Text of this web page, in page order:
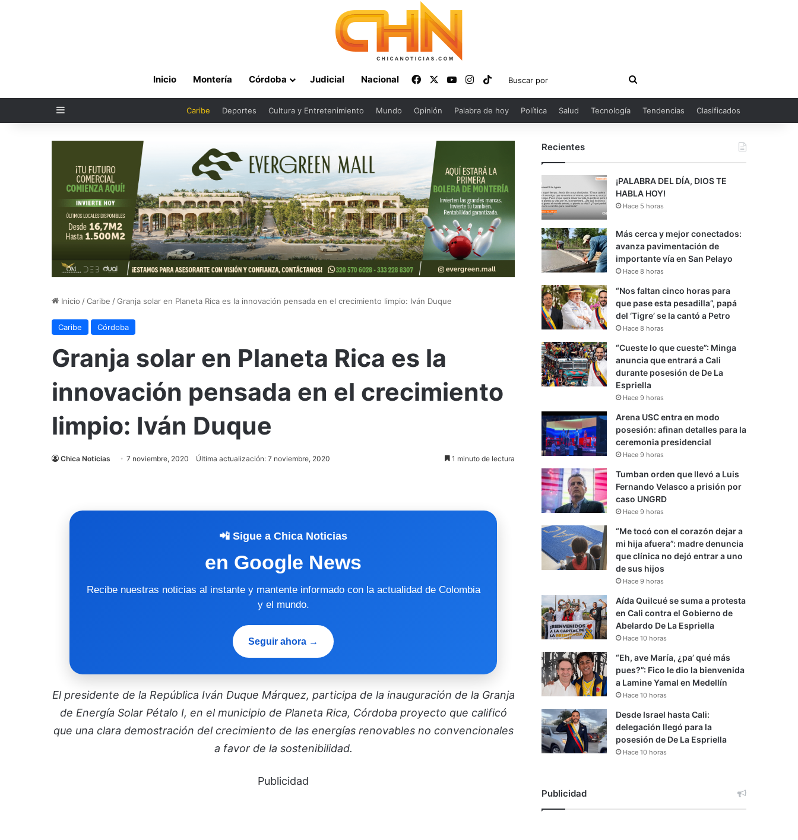
Inicio Montería Córdoba Judicial Nacional FacebookYouTubeInstagram
TikTok
Buscar
por
Sidebar Caribe Deportes Cultura y Entretenimiento Mundo Opinión Palabra de hoy Política Salud Tecnología Tendencias Clasificados
Inicio /Caribe /Granja solar en Planeta Rica es la innovación pensada en el crecimiento limpio: Iván Duque
Caribe Córdoba
Granja solar en Planeta Rica es la
innovación pensada en el crecimiento
limpio: Iván Duque
Chica Noticias 7 noviembre, 2020 Última actualización: 7 noviembre, 2020 1 minuto de lectura
📲 Sigue a Chica Noticias
en Google News
Recibe nuestras noticias al instante y mantente informado con la actualidad de Colombia
y el mundo.
Seguir ahora →
El presidente de la República Iván Duque Márquez, participa de la inauguración de la Granja
de Energía Solar Pétalo I, en el municipio de Planeta Rica, Córdoba proyecto que calificó
que una clara demostración del crecimiento de las energías renovables no convencionales
a favor de la sostenibilidad.
Publicidad
Recientes
¡PALABRA DEL DÍA, DIOS TE
HABLA HOY!
Hace 5 horas
Más cerca y mejor conectados:
avanza pavimentación de
importante vía en San Pelayo
Hace 8 horas
“Nos faltan cinco horas para
que pase esta pesadilla”, papá
del ‘Tigre’ se la cantó a Petro
Hace 8 horas
“Cueste lo que cueste”: Minga
anuncia que entrará a Cali
durante posesión de De La
Espriella
Hace 9 horas
Arena USC entra en modo
posesión: afinan detalles para la
ceremonia presidencial
Hace 9 horas
Tumban orden que llevó a Luis
Fernando Velasco a prisión por
caso UNGRD
Hace 9 horas
“Me tocó con el corazón dejar a
mi hija afuera”: madre denuncia
que clínica no dejó entrar a uno
de sus hijos
Hace 9 horas
Aída Quilcué se suma a protesta
en Cali contra el Gobierno de
Abelardo De La Espriella
Hace 10 horas
“Eh, ave María, ¿pa’ qué más
pues?”: Fico le dio la bienvenida
a Lamine Yamal en Medellín
Hace 10 horas
Desde Israel hasta Cali:
delegación llegó para la
posesión de De La Espriella
Hace 10 horas
Publicidad